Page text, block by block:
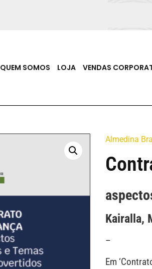
QUEM SOMOS LOJA VENDAS
Almedina
Kairalla,
–
Em